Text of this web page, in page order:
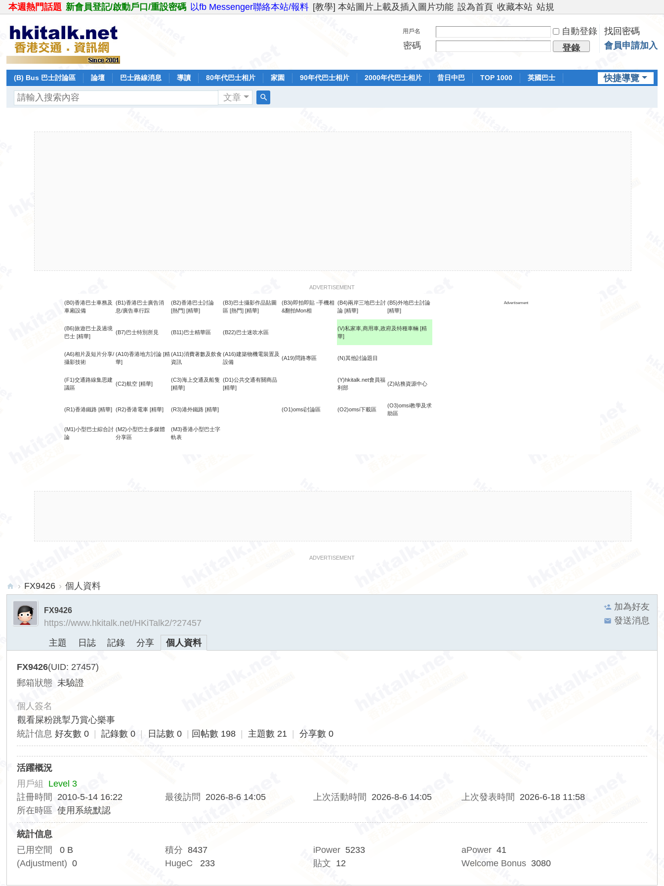
本週熱門話題 新會員登記/啟動戶口/重設密碼 以fb Messenger聯絡本站/報料 [教學] 本站圖片上載及插入圖片功能 設為首頁 收藏本站 站規
用戶名 自動登錄
找回密碼
密碼
登錄 會員申請加入
快捷導覽
(B) Bus 巴士討論區 論壇 巴士路線消息 導讀 80年代巴士相片 家園 90年代巴士相片 2000年代巴士相片 昔日中巴 TOP 1000
英國巴士
文章
ADVERTISEMENT
(B0)香港巴士車務及
車廂設備
(B1)香港巴士廣告消
息/廣告車行踪
(B2)香港巴士討論
[熱門] [精華]
(B3)巴士攝影作品貼圖
區 [熱門] [精華]
(B3i)即拍即貼 -手機相
&翻拍Mon相
(B4)兩岸三地巴士討
論 [精華]
(B5)外地巴士討論
[精華]
Advertisement
(B6)旅遊巴士及過境
巴士 [精華]
(B7)巴士特別所見 (B11)巴士精華區 (B22)巴士迷吹水區
(V)私家車,商用車,政府及特種車輛 [精
華]
(A6)相片及短片分享/
攝影技術
(A10)香港地方討論 [精
華]
(A11)消費著數及飲食
資訊
(A16)建築物機電裝置及
設備
(A19)問路專區 (N)其他討論題目
(F1)交通路線集思建
議區
(C2)航空 [精華]
(C3)海上交通及船隻
[精華]
(D1)公共交通有關商品
[精華]
(Y)hkitalk.net會員福
利部
(Z)站務資源中心
(R1)香港鐵路 [精華] (R2)香港電車 [精華] (R3)港外鐵路 [精華] (O1)omsi討論區 (O2)omsi下載區
(O3)omsi教學及求
助區
(M1)小型巴士綜合討
論
(M2)小型巴士多媒體
分享區
(M3)香港小型巴士字
軌表
ADVERTISEMENT
hk
lk.
› FX9426 › 個人資料
加為好友
發送消息
FX9426
https://www.hkitalk.net/HKiTalk2/?27457
主題
日誌 記錄 分享 個人資料
FX9426(UID: 27457)
郵箱狀態 未驗證
個人簽名
觀看屎粉跳掣乃賞心樂事
統計信息 好友數 0 記錄數 0 日誌數 0 回帖數 198 主題數 21 分享數 0
活躍概況
用戶組 Level 3
註冊時間
2010-5-14 16:22 最後訪問 2026-8-6 14:05 上次活動時間 2026-8-6 14:05 上次發表時間
2026-6-18 11:58
所在時區
使用系統默認
統計信息
已用空間
0 B 積分 8437 iPower 5233 aPower 41
(Adjustment) 0 HugeC 233 貼文 12 Welcome Bonus 3080